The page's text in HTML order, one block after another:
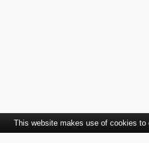
This website makes use of cookies